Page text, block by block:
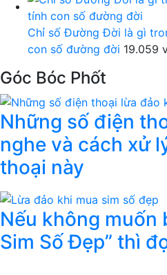
Chỉ số Đường Đời là gì
con số đường đời 19.059
Góc Bóc Phốt
Những số điện
nghe và cách xử
thoại này
Nếu không muốn
Sim Số Đẹp” thì